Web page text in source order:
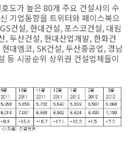
도가 높은 80개 주요 건설사의 수
기업동향을 트위터와 페이스북으
건설, 현대건설, 포스코건설, 대림
, 두산건설, 현대산업개발, 한화건
대엠코, SK건설, 두산중공업, 경남
등 시공순위 상위권 건설업체들이